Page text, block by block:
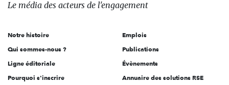
l'engagement
Le média des acteurs de l'engagement
Notre histoire
Qui sommes-nous ?
Ligne éditoriale
Pourquoi s'inscrire
Emplois
Publications
Évènements
Annuaire des solutions RSE